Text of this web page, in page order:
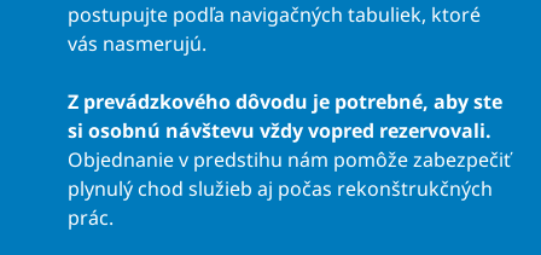
postupujte podľa navigačných tabuliek, ktoré
vás nasmerujú.
Z prevádzkového dôvodu je potrebné, aby ste
si osobnú návštevu vždy vopred rezervovali.
Objednanie v predstihu nám pomôže zabezpečiť
plynulý chod služieb aj počas rekonštrukčných
prác.